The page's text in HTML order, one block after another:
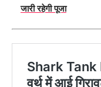
जारी रहेगी पूजा